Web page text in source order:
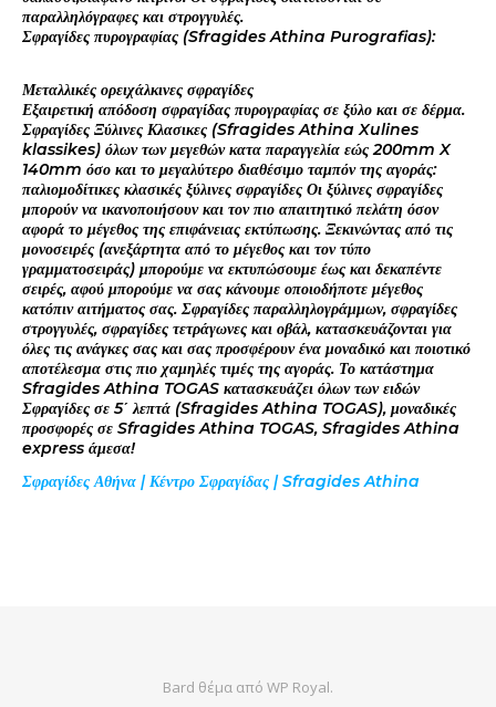
παραλληλόγραφες και στρογγυλές.
Σφραγίδες πυρογραφίας (Sfragides Athina Purografias):
Μεταλλικές ορειχάλκινες σφραγίδες
Εξαιρετική απόδοση σφραγίδας πυρογραφίας σε ξύλο και σε δέρμα.
Σφραγίδες Ξύλινες Κλασικες (Sfragides Athina Xulines
klassikes) όλων των μεγεθών κατα παραγγελία εώς 200mm X
140mm όσο και το μεγαλύτερο διαθέσιμο ταμπόν της αγοράς:
παλιομοδίτικες κλασικές ξύλινες σφραγίδες Οι ξύλινες σφραγίδες
μπορούν να ικανοποιήσουν και τον πιο απαιτητικό πελάτη όσον
αφορά το μέγεθος της επιφάνειας εκτύπωσης. Ξεκινώντας από τις
μονοσειρές (ανεξάρτητα από το μέγεθος και τον τύπο
γραμματοσειράς) μπορούμε να εκτυπώσουμε έως και δεκαπέντε
σειρές, αφού μπορούμε να σας κάνουμε οποιοδήποτε μέγεθος
κατόπιν αιτήματος σας. Σφραγίδες παραλληλογράμμων, σφραγίδες
στρογγυλές, σφραγίδες τετράγωνες και οβάλ, κατασκευάζονται για
όλες τις ανάγκες σας και σας προσφέρουν ένα μοναδικό και ποιοτικό
αποτέλεσμα στις πιο χαμηλές τιμές της αγοράς. Το κατάστημα
Sfragides Athina TOGAS κατασκευάζει όλων των ειδών
Σφραγίδες σε 5΄ λεπτά (Sfragides Athina TOGAS), μοναδικές
προσφορές σε Sfragides Athina TOGAS, Sfragides Athina
express άμεσα!
Σφραγίδες Αθήνα | Κέντρο Σφραγίδας | Sfragides Athina
Bard θέμα από WP Royal.